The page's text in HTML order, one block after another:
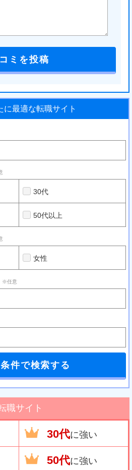
に最適な転職サイト
30代
50代以上
女性
※任意
職サイト
30代に強い
50代に強い